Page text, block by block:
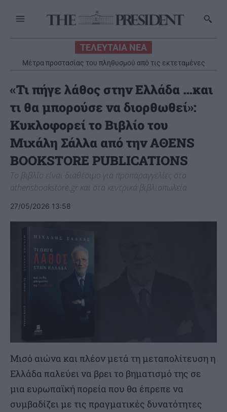
ΤΕΛΕΥΤΑΙΑ ΝΕΑ
Μέτρα προστασίας του πληθυσμού από τις εκτεταμένες
πυρκαγιές
«Τι πήγε λάθος στην Ελλάδα …και
τι θα μπορούσε να διορθωθεί»:
Κυκλοφορεί το Βιβλίο του
Μιχάλη Σάλλα από την AΘENS
BOOKSTORE PUBLICATIONS
Το βιβλίο είναι διαθέσιμο για προπαραγγελίες στο
athensbookstore.gr και στα κεντρικά βιβλιοπωλεία
27/05/2026 13:58
Μισό αιώνα και πλέον μετά τη μεταπολίτευση η
Ελλάδα παλεύει να βρει το βηματισμό της σε
μια ευρωπαϊκή πορεία που θα έπρεπε να
συμβαδίζει με τις πραγματικές δυνατότητες